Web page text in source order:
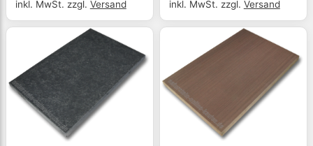
inkl. MwSt. zzgl. Versand inkl. MwSt. zzgl. Versand